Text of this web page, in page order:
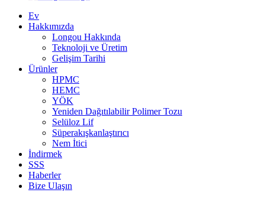
Ev
Hakkımızda
Longou Hakkında
Teknoloji ve Üretim
Gelişim Tarihi
Ürünler
HPMC
HEMC
YÖK
Yeniden Dağıtılabilir Polimer Tozu
Selüloz Lif
Süperakışkanlaştırıcı
Nem İtici
İndirmek
SSS
Haberler
Bize Ulaşın